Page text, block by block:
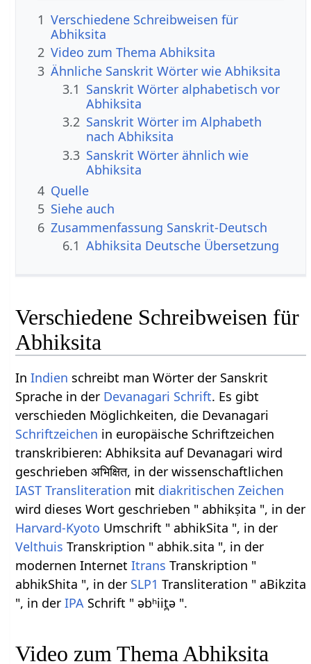
1 Verschiedene Schreibweisen für
Abhiksita
2 Video zum Thema Abhiksita
3 Ähnliche Sanskrit Wörter wie Abhiksita
3.1 Sanskrit Wörter alphabetisch vor
Abhiksita
3.2 Sanskrit Wörter im Alphabeth
nach Abhiksita
3.3 Sanskrit Wörter ähnlich wie
Abhiksita
4 Quelle
5 Siehe auch
6 Zusammenfassung Sanskrit-Deutsch
6.1 Abhiksita Deutsche Übersetzung
Verschiedene Schreibweisen für
Abhiksita
InIndien schreibt man Wörter der Sanskrit
Sprache in der Devanagari Schrift. Es gibt
verschieden Möglichkeiten, die Devanagari
Schriftzeichen in europäische Schriftzeichen
transkribieren: Abhiksita auf Devanagari wird
geschrieben अभिक्षित, in der wissenschaftlichen
IAST Transliteration mit diakritischen Zeichen
wird dieses Wort geschrieben " abhikṣita ", in der
Harvard-Kyoto Umschrift " abhikSita ", in der
Velthuis Transkription " abhik.sita ", in der
modernen InternetItrans Transkription "
abhikShita ", in der SLP1 Transliteration " aBikzita
", in derIPA Schrift " əbʰiit̪ə ".
Video zum Thema Abhiksita